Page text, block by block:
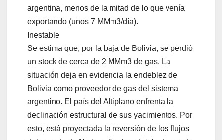
argentina, menos de la mitad de lo que venía
exportando (unos 7 MMm3/día).
Inestable
Se estima que, por la baja de Bolivia, se perdió
un stock de cerca de 2 MMm3 de gas. La
situación deja en evidencia la endeblez de
Bolivia como proveedor de gas del sistema
argentino. El país del Altiplano enfrenta la
declinación estructural de sus yacimientos. Por
esto, está proyectada la reversión de los flujos